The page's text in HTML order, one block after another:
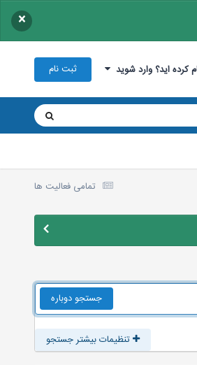
×
کرده اید؟ وارد شوید ثبت نام
تمامی فعالیت ها
جستجو دوباره
تنظیمات بیشتر جستجو